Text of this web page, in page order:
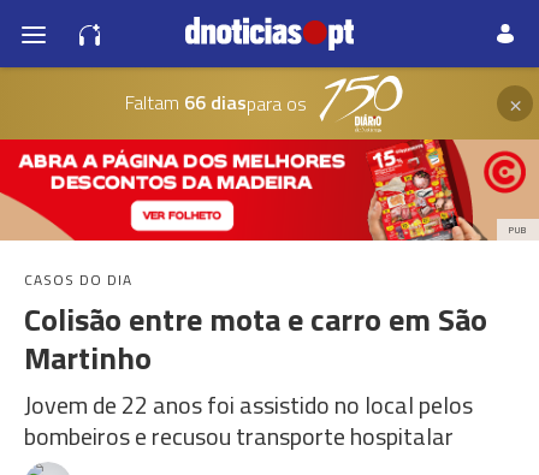
Faltam 66 diaspara os ×
PUB
CASOS DO DIA
Colisão entre mota e carro em São
Martinho
Jovem de 22 anos foi assistido no local pelos
bombeiros e recusou transporte hospitalar